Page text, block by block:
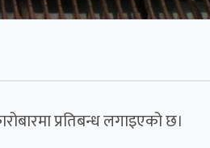
प्रतिबन्ध लगाइएको छ।